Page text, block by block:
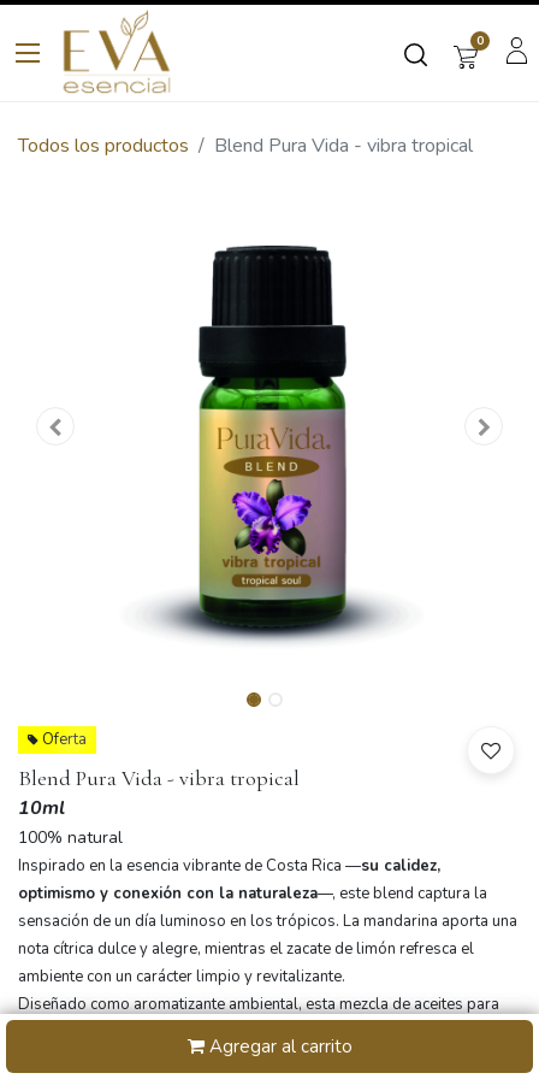
0
Todos los productos Blend Pura Vida - vibra tropical
Oferta
Blend Pura Vida - vibra tropical
10ml
100% natural
Inspirado en la esencia vibrante de Costa Rica —su calidez,
optimismo y conexión con la naturaleza—, este blend captura la
sensación de un día luminoso en los trópicos. La mandarina aporta una
nota cítrica dulce y alegre, mientras el zacate de limón refresca el
ambiente con un carácter limpio y revitalizante.
Diseñado como aromatizante ambiental, esta mezcla de aceites para
momento presente. Un aroma que acompaña la rutina diaria con
Agregar al carrito